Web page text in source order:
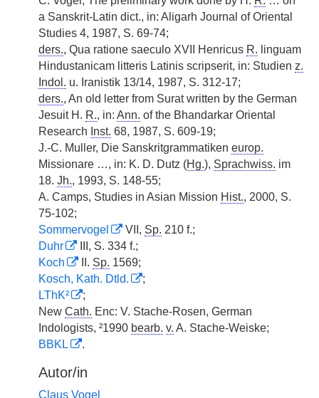
a Sanskrit-Latin dict., in: Aligarh Journal of Oriental
Studies 4, 1987, S. 69-74;
ders., Qua ratione saeculo XVII Henricus R. linguam
Hindustanicam litteris Latinis scripserit, in: Studien z.
Indol. u. Iranistik 13/14, 1987, S. 312-17;
ders., An old letter from Surat written by the German
Jesuit H. R., in: Ann. of the Bhandarkar Oriental
Research Inst. 68, 1987, S. 609-19;
J.-C. Muller, Die Sanskritgrammatiken europ.
Missionare …, in: K. D. Dutz (Hg.), Sprachwiss. im
18. Jh., 1993, S. 148-55;
A. Camps, Studies in Asian Mission Hist., 2000, S.
75-102;
Sommervogel
VII, Sp. 210 f.;
Duhr
III, S. 334 f.;
Koch
II. Sp. 1569;
Kosch, Kath. Dtld.
;
LThK²
;
New Cath. Enc: V. Stache-Rosen, German
Indologists, ²1990 bearb. v. A. Stache-Weiske;
BBKL
.
Autor/in
Claus Vogel